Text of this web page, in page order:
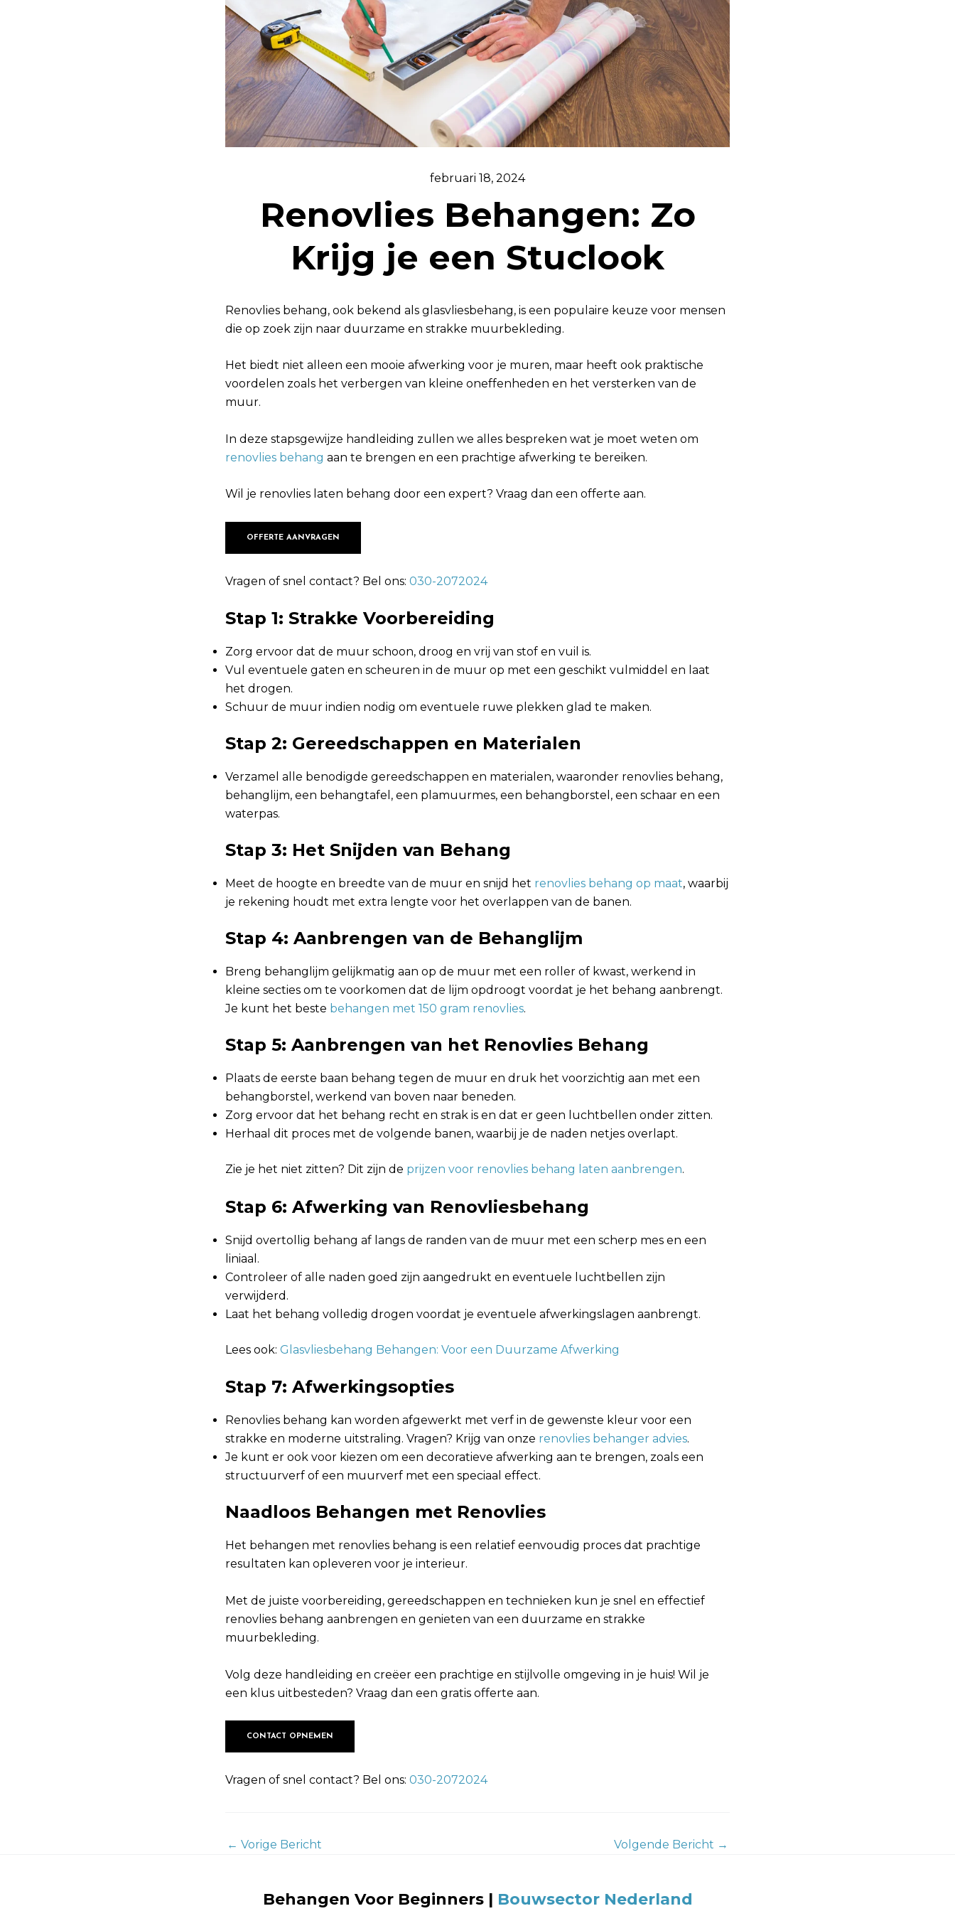
februari 18, 2024
Renovlies Behangen: Zo
Krijg je een Stuclook
Renovlies behang, ook bekend als glasvliesbehang, is een populaire keuze voor mensen
die op zoek zijn naar duurzame en strakke muurbekleding.
Het biedt niet alleen een mooie afwerking voor je muren, maar heeft ook praktische
voordelen zoals het verbergen van kleine oneffenheden en het versterken van de
muur.
In deze stapsgewijze handleiding zullen we alles bespreken wat je moet weten om
renovlies behang aan te brengen en een prachtige afwerking te bereiken.
Wil je renovlies laten behang door een expert? Vraag dan een offerte aan.
OFFERTE AANVRAGEN
Vragen of snel contact? Bel ons: 030-2072024
Stap 1: Strakke Voorbereiding
Zorg ervoor dat de muur schoon, droog en vrij van stof en vuil is.
Vul eventuele gaten en scheuren in de muur op met een geschikt vulmiddel en laat
het drogen.
Schuur de muur indien nodig om eventuele ruwe plekken glad te maken.
Stap 2: Gereedschappen en Materialen
Verzamel alle benodigde gereedschappen en materialen, waaronder renovlies behang,
behanglijm, een behangtafel, een plamuurmes, een behangborstel, een schaar en een
waterpas.
Stap 3: Het Snijden van Behang
Meet de hoogte en breedte van de muur en snijd het renovlies behang op maat, waarbij
je rekening houdt met extra lengte voor het overlappen van de banen.
Stap 4: Aanbrengen van de Behanglijm
Breng behanglijm gelijkmatig aan op de muur met een roller of kwast, werkend in
kleine secties om te voorkomen dat de lijm opdroogt voordat je het behang aanbrengt.
Je kunt het beste behangen met 150 gram renovlies.
Stap 5: Aanbrengen van het Renovlies Behang
Plaats de eerste baan behang tegen de muur en druk het voorzichtig aan met een
behangborstel, werkend van boven naar beneden.
Zorg ervoor dat het behang recht en strak is en dat er geen luchtbellen onder zitten.
Herhaal dit proces met de volgende banen, waarbij je de naden netjes overlapt.
Zie je het niet zitten? Dit zijn de prijzen voor renovlies behang laten aanbrengen.
Stap 6: Afwerking van Renovliesbehang
Snijd overtollig behang af langs de randen van de muur met een scherp mes en een
liniaal.
Controleer of alle naden goed zijn aangedrukt en eventuele luchtbellen zijn
verwijderd.
Laat het behang volledig drogen voordat je eventuele afwerkingslagen aanbrengt.
Lees ook: Glasvliesbehang Behangen: Voor een Duurzame Afwerking
Stap 7: Afwerkingsopties
Renovlies behang kan worden afgewerkt met verf in de gewenste kleur voor een
strakke en moderne uitstraling. Vragen? Krijg van onze renovlies behanger advies.
Je kunt er ook voor kiezen om een decoratieve afwerking aan te brengen, zoals een
structuurverf of een muurverf met een speciaal effect.
Naadloos Behangen met Renovlies
Het behangen met renovlies behang is een relatief eenvoudig proces dat prachtige
resultaten kan opleveren voor je interieur.
Met de juiste voorbereiding, gereedschappen en technieken kun je snel en effectief
renovlies behang aanbrengen en genieten van een duurzame en strakke
muurbekleding.
Volg deze handleiding en creëer een prachtige en stijlvolle omgeving in je huis! Wil je
een klus uitbesteden? Vraag dan een gratis offerte aan.
CONTACT OPNEMEN
Vragen of snel contact? Bel ons: 030-2072024
← Vorige Bericht Volgende Bericht →
Behangen Voor Beginners | Bouwsector Nederland